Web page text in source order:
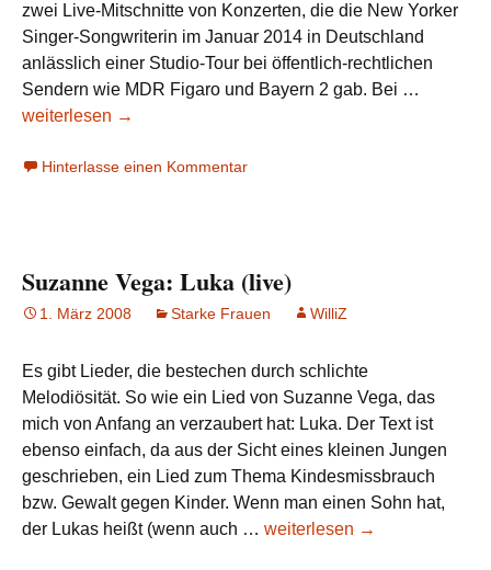
zwei Live-Mitschnitte von Konzerten, die die New Yorker
Singer-Songwriterin im Januar 2014 in Deutschland
anlässlich einer Studio-Tour bei öffentlich-rechtlichen
Sendern wie MDR Figaro und Bayern 2 gab. Bei …
weiterlesen →
Hinterlasse einen Kommentar
Suzanne Vega: Luka (live)
1. März 2008 Starke Frauen WilliZ
Es gibt Lieder, die bestechen durch schlichte
Melodiösität. So wie ein Lied von Suzanne Vega, das
mich von Anfang an verzaubert hat: Luka. Der Text ist
ebenso einfach, da aus der Sicht eines kleinen Jungen
geschrieben, ein Lied zum Thema Kindesmissbrauch
bzw. Gewalt gegen Kinder. Wenn man einen Sohn hat,
der Lukas heißt (wenn auch … Suzanne
weiterlesen →